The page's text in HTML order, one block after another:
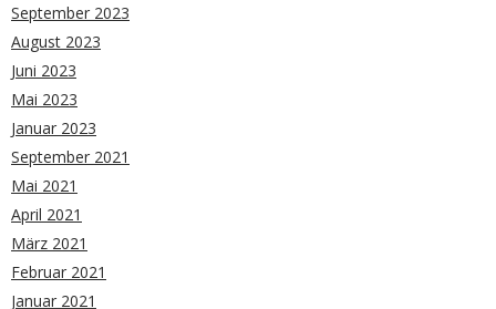
September 2023
August 2023
Juni 2023
Mai 2023
Januar 2023
September 2021
Mai 2021
April 2021
März 2021
Februar 2021
Januar 2021